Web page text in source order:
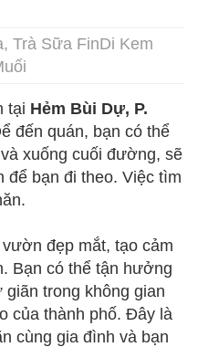
Trà Sữa FinDi Kem
tại Hẻm Bùi Dự, P.
đến quán, bạn có thể
và xuống cuối đường, sẽ
để bạn đi theo. Việc tìm
đẹp mắt, tạo cảm
Bạn có thể tận hưởng
trong không gian
của thành phố. Đây là
cùng gia đình và bạn